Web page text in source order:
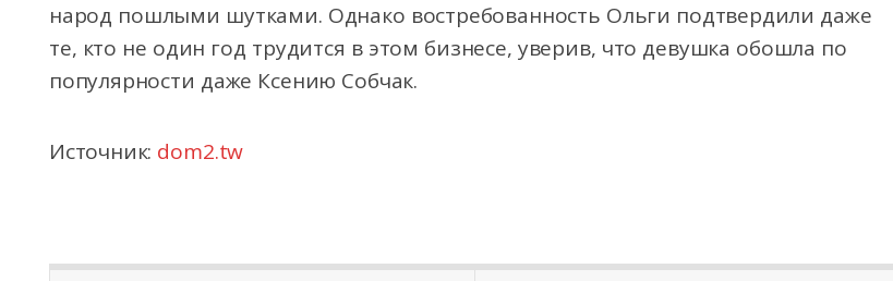
народ пошлыми шутками. Однако востребованность Ольги подтвердили даже
те, кто не один год трудится в этом бизнесе, уверив, что девушка обошла по
популярности даже Ксению Собчак.
Источник: dom2.tw